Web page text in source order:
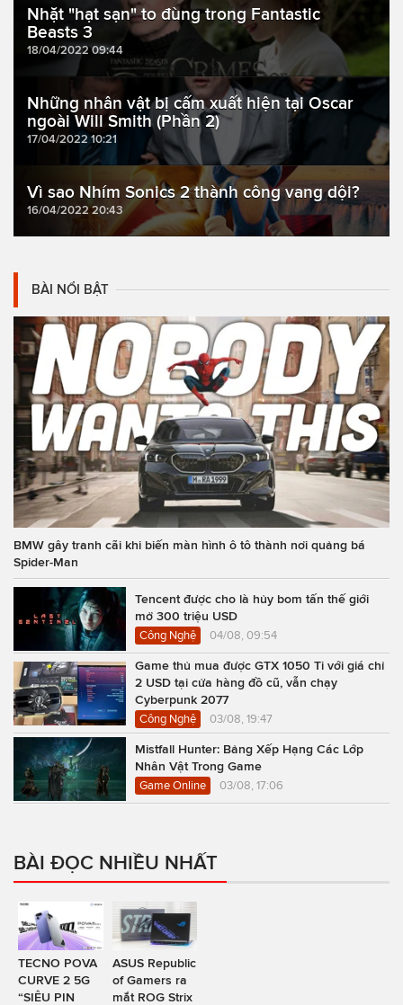
Nhặt "hạt sạn" to đùng trong Fantastic
Beasts 3
18/04/2022 09:44
Những nhân vật bị cấm xuất hiện tại Oscar
ngoài Will Smith (Phần 2)
17/04/2022 10:21
Vì sao Nhím Sonics 2 thành công vang dội?
16/04/2022 20:43
BÀI NỔI BẬT
BMW gây tranh cãi khi biến màn hình ô tô thành nơi quảng bá
Spider-Man
Tencent được cho là hủy bom tấn thế giới
mở 300 triệu USD
Công Nghệ 04/08, 09:54
Game thủ mua được GTX 1050 Ti với giá chỉ
2 USD tại cửa hàng đồ cũ, vẫn chạy
Cyberpunk 2077
Công Nghệ 03/08, 19:47
Mistfall Hunter: Bảng Xếp Hạng Các Lớp
Nhân Vật Trong Game
Game Online 03/08, 17:06
BÀI ĐỌC NHIỀU NHẤT
TECNO POVA
CURVE 2 5G
“SIÊU PIN
ASUS Republic
of Gamers ra
mắt ROG Strix